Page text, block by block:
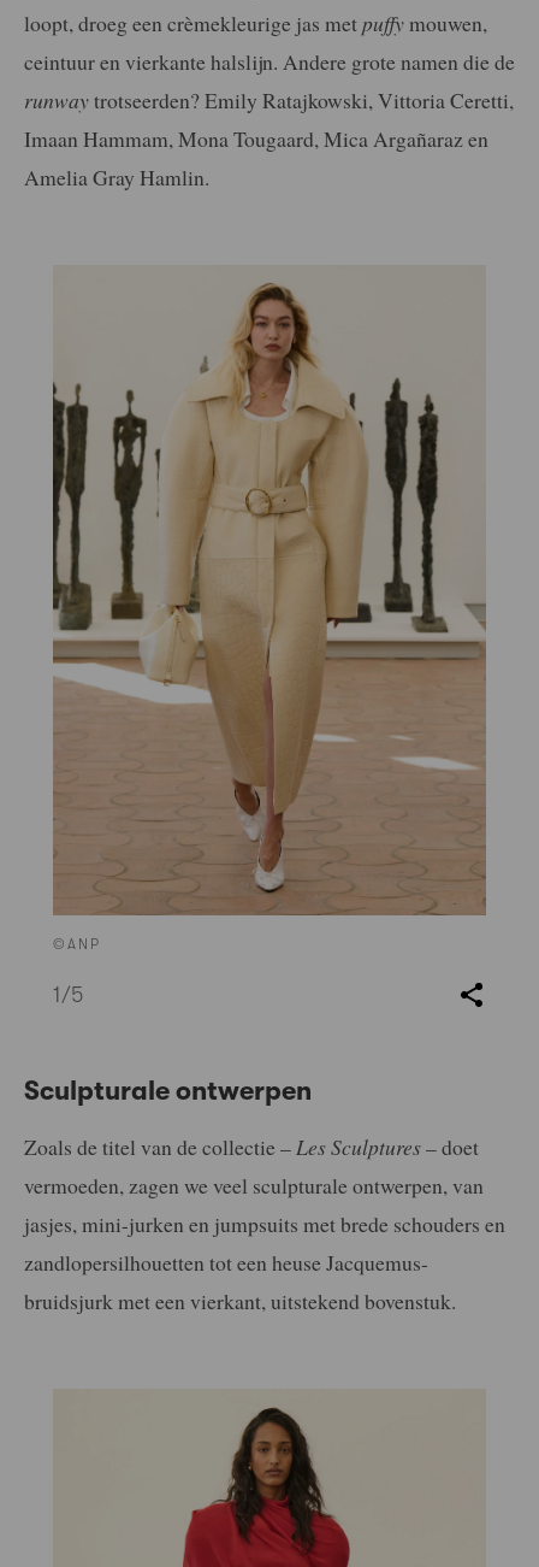
loopt, droeg een crèmekleurige jas met puffy mouwen,
ceintuur en vierkante halslijn. Andere grote namen die de
runwaytrotseerden? Emily Ratajkowski, Vittoria Ceretti,
Imaan Hammam, Mona Tougaard, Mica Argañaraz en
Amelia Gray Hamlin.
©ANP
1 /5
Sculpturale ontwerpen
Zoals de titel van de collectie – Les Sculptures– doet
vermoeden, zagen we veel sculpturale ontwerpen, van
jasjes, mini-jurken en jumpsuits met brede schouders en
zandlopersilhouetten tot een heuse Jacquemus-
bruidsjurk met een vierkant, uitstekend bovenstuk.